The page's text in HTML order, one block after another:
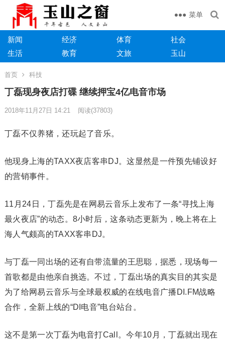
菜单
新闻 经济 体育
社会
生活
教育 文旅 玉山
首页 科技
丁磊现身夜店打碟 继续押宝4亿电音市场
2018年11月27日 14:21 阅读(37803)
丁磊不仅养猪，还玩起了音乐。
他现身上海的TAXX夜店客串DJ。这显然是一件预先铺设好
的营销事件。
11月24日，丁磊先是在网易云音乐上发布了一条“寻找上海
最火夜店”的动态。8小时后，这条动态更新为，晚上将在上
海人气颇高的TAXX客串DJ。
与丁磊一同出场的还有自带流量的王思聪，据悉，现场每一
首歌都是由他亲自挑选。不过，丁磊出场的真实目的其实是
为了给网易云音乐与全球最权威的在线电音广播DI.FM战略
合作，全新上线的“DI电音”电台站台。
这不是第一次丁磊为电音打Call。今年10月，丁磊就出现在